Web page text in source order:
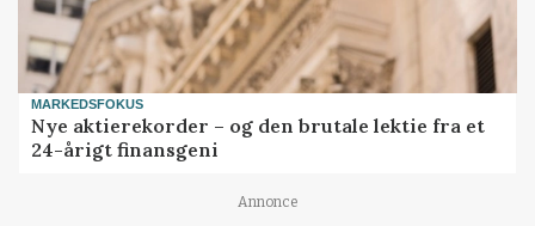
MARKEDSFOKUS
Nye aktierekorder – og den brutale lektie fra et
24-årigt finansgeni
Annonce